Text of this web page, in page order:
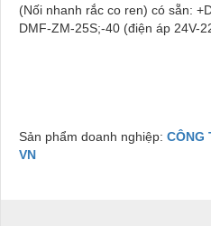
(Nối nhanh rắc co ren) có sẵn:
DMF-ZM-25S;-40 (điện áp 24V-
Sản phẩm doanh nghiệp: CÔNG
VN